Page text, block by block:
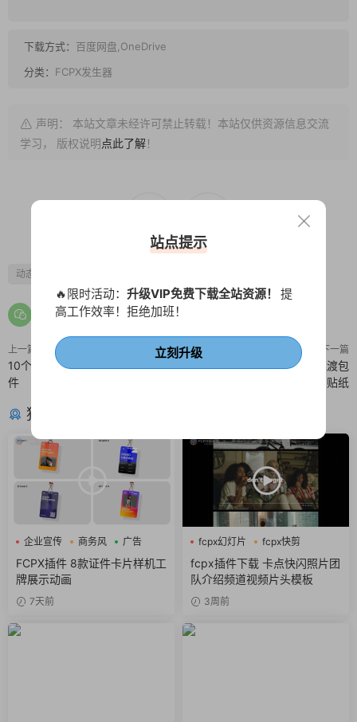
下载方式： 百度网盘,OneDrive
分类： FCPX发生器
声明： 本站文章未经许可禁止转载！本站仅供资源信息交流
学习， 版权说明点此了解！
动态海报
上一篇
10个双屏幕分屏动画fcpx分屏插
件
下一篇
视频素材 拼贴风格食物视频过渡包
贴纸
猜你喜欢
企业宣传 商务风 广告
FCPX插件 8款证件卡片样机工
牌展示动画
7天前
fcpx幻灯片
fcpx快剪
fcpx视频开场
fcpx插件下载 卡点快闪照片团
队介绍频道视频片头模板
3周前
站点提示
🔥限时活动： 升级VIP免费下载全站资源！ 提
高工作效率！拒绝加班！
立刻升级